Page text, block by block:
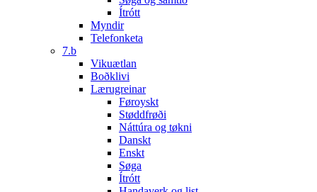
Ítrótt
Myndir
Telefonketa
7.b
Vikuætlan
Boðklivi
Lærugreinar
Føroyskt
Støddfrøði
Náttúra og tøkni
Danskt
Enskt
Søga
Ítrótt